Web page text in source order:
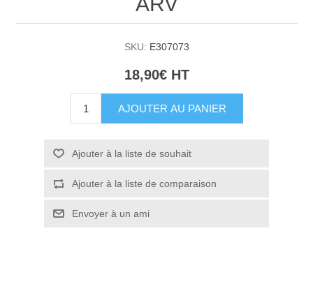
SKU: E307073
18,90€ HT
AJOUTER AU PANIER
Ajouter à la liste de souhait
Ajouter à la liste de comparaison
Envoyer à un ami